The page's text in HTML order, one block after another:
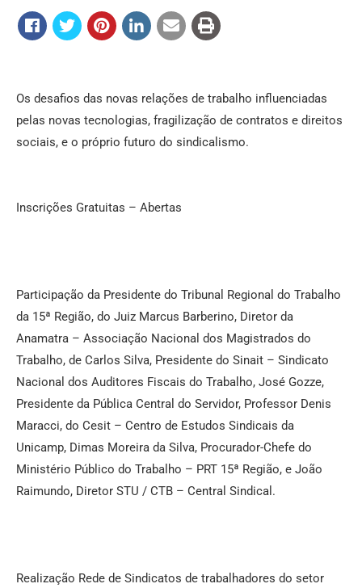
Os desafios das novas relações de trabalho influenciadas
pelas novas tecnologias, fragilização de contratos e direitos
sociais, e o próprio futuro do sindicalismo.
Inscrições Gratuitas – Abertas
Participação da Presidente do Tribunal Regional do Trabalho
da 15ª Região, do Juiz Marcus Barberino, Diretor da
Anamatra – Associação Nacional dos Magistrados do
Trabalho, de Carlos Silva, Presidente do Sinait – Sindicato
Nacional dos Auditores Fiscais do Trabalho, José Gozze,
Presidente da Pública Central do Servidor, Professor Denis
Maracci, do Cesit – Centro de Estudos Sindicais da
Unicamp, Dimas Moreira da Silva, Procurador-Chefe do
Ministério Público do Trabalho – PRT 15ª Região, e João
Raimundo, Diretor STU / CTB – Central Sindical.
Realização Rede de Sindicatos de trabalhadores do setor